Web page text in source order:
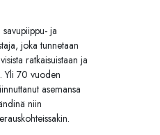
ja
joka tunnetaan
ratkaisuistaan ja
Yli 70 vuoden
asemansa
niin